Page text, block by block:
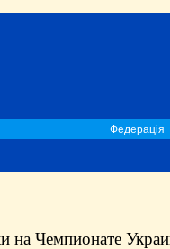
Федерація
на Чемпионате